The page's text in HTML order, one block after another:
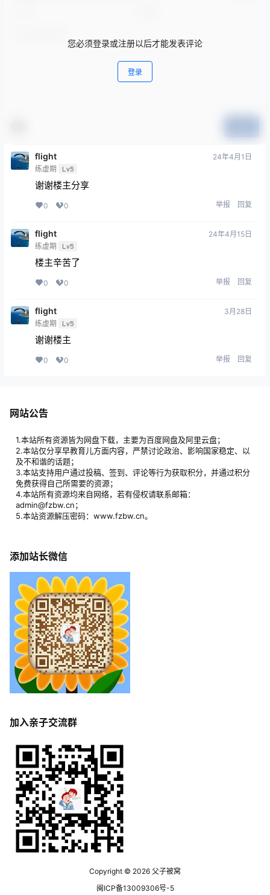
您必须登录或注册以后才能发表评论
登录
flight
练虚期 Lv5
24年4月1日
谢谢楼主分享
0 0 举报 回复
flight
练虚期 Lv5
24年4月15日
楼主辛苦了
0 0 举报 回复
flight
练虚期 Lv5
3月28日
谢谢楼主
0 0 举报 回复
网站公告
1.本站所有资源皆为网盘下载，主要为百度网盘及阿里云盘；
2.本站仅分享早教育儿方面内容，严禁讨论政治、影响国家稳定、以
及不和谐的话题；
3.本站支持用户通过投稿、签到、评论等行为获取积分，并通过积分
免费获得自己所需要的资源；
4.本站所有资源均来自网络，若有侵权请联系邮箱：
admin@fzbw.cn；
5.本站资源解压密码：www.fzbw.cn。
添加站长微信
加入亲子交流群
Copyright © 2026 父子被窝
闽ICP备13009306号-5